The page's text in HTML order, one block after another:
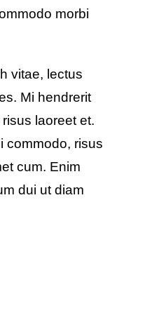
morbi
vitae, lectus
Mi hendrerit
laoreet et.
commodo, risus
cum. Enim
dui ut diam